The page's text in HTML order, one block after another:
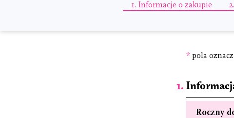
1. Informacje o zakupie 2.
* pola
Roczny